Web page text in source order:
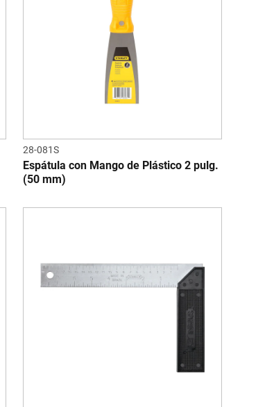
28-081S
Espátula con Mango de Plástico 2 pulg.
(50 mm)